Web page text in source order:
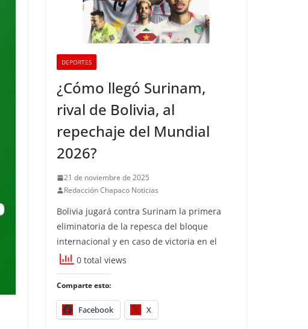
DEPORTES
¿Cómo llegó Surinam,
rival de Bolivia, al
repechaje del Mundial
2026?
21 de noviembre de 2025
Redacción Chapaco Noticias
Bolivia jugará contra Surinam la primera
eliminatoria de la repesca del bloque
internacional y en caso de victoria en el
0 total views
Comparte esto:
Facebook X